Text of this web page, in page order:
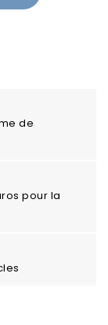
de
pour la